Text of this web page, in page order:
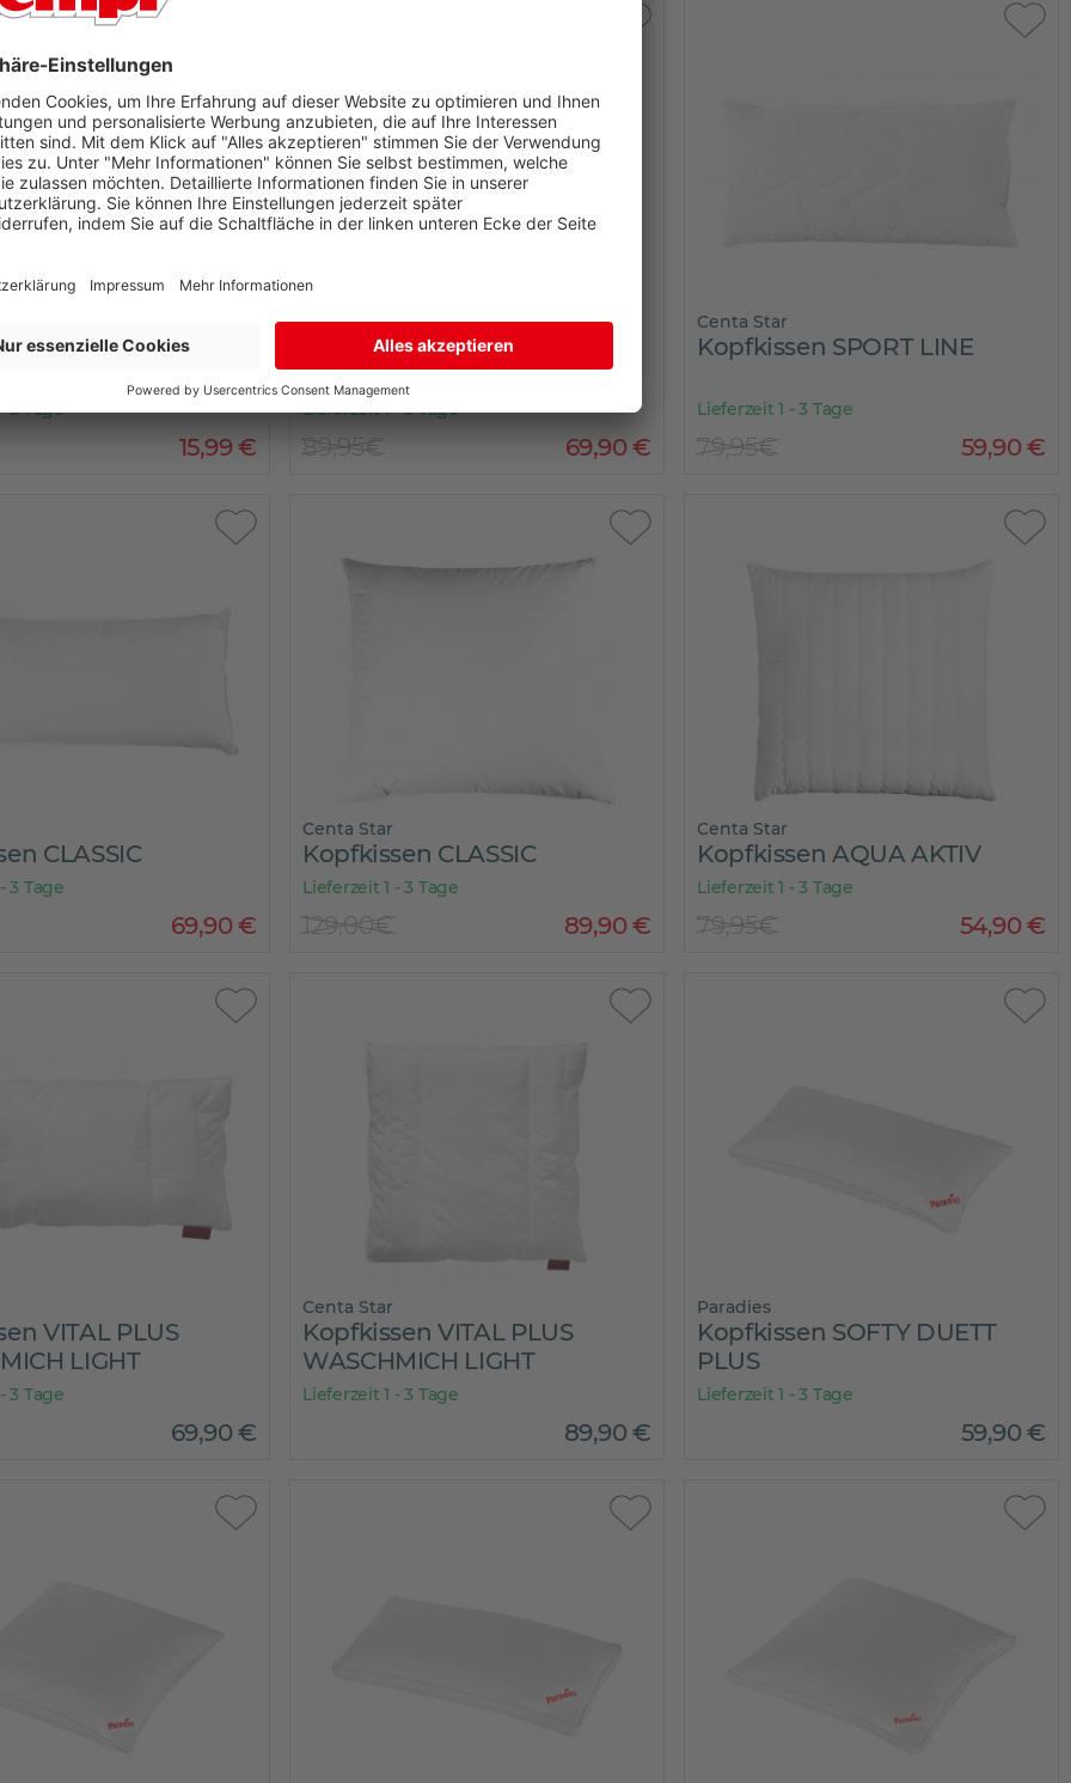
60 x 40 cm
3 Tage
15,99€
Centa Star
Kopfkissen SPORT LINE
Lieferzeit 1 - 3 Tage
69,90€
89,95€
Centa Star
Kopfkissen SPORT LINE
Lieferzeit 1 - 3 Tage
59,90€
79,95€
CLASSIC
3 Tage
69,90€
Centa Star
Kopfkissen CLASSIC
Lieferzeit 1 - 3 Tage
89,90€
129,00€
Centa Star
Kopfkissen AQUA AKTIV
Lieferzeit 1 - 3 Tage
54,90€
79,95€
VITAL PLUS
LIGHT
3 Tage
69,90€
Centa Star
Kopfkissen VITAL PLUS
WASCHMICH LIGHT
Lieferzeit 1 - 3 Tage
89,90€
Paradies
Kopfkissen SOFTY DUETT
PLUS
Lieferzeit 1 - 3 Tage
59,90€